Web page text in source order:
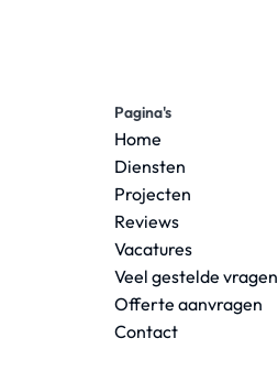
Pagina's
Home
Diensten
Projecten
Reviews
Vacatures
Veel gestelde vragen
Offerte aanvragen
Contact